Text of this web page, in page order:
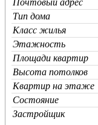
Тип дома
Класс жилья
Этажность
Площади квартир
Высота потолков
Квартир на этаже
Состояние
Застройщик